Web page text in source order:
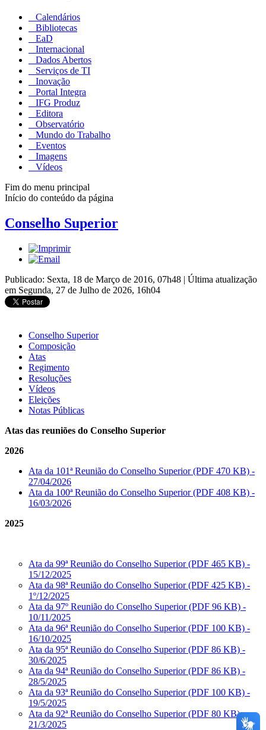
Calendários
Bibliotecas
EaD
Internacional
Dados Abertos
Serviços de TI
Inovação
Portal Integra
IFG Produz
Editora
Observatório
Mundo do Trabalho
Eventos
Imagens
Vídeos
Fim do menu principal
Início do conteúdo da página
Conselho Superior
Publicado: Sexta, 18 de Março de 2016, 07h48 | Última atualização
em Segunda, 27 de Julho de 2026, 16h04
Conselho Superior
Composição
Atas
Regimento
Resoluções
Vídeos
Eleições
Notas Públicas
Atas das reuniões do Conselho Superior
2026
Ata da 101ª Reunião do Conselho Superior (PDF 470 KB) -
27/04/2026
Ata da 100ª Reunião do Conselho Superior (PDF 408 KB) -
16/03/2026
2025
Ata da 99ª Reunião do Conselho Superior (PDF 465 KB) -
15/12/2025
Ata da 98ª Reunião do Conselho Superior (PDF 425 KB) -
1º/12/2025
Ata da 97º Reunião do Conselho Superior (PDF 96 KB) -
10/11/2025
Ata da 96ª Reunião do Conselho Superior (PDF 100 KB) -
16/10/2025
Ata da 95ª Reunião do Conselho Superior (PDF 86 KB) -
30/6/2025
Ata da 94ª Reunião do Conselho Superior (PDF 86 KB) -
28/5/2025
Ata da 93ª Reunião do Conselho Superior (PDF 100 KB) -
19/5/2025
Ata da 92ª Reunião do Conselho Superior (PDF 80 KB) -
21/3/2025